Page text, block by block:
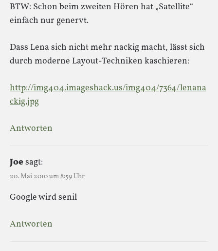
BTW: Schon beim zweiten Hören hat „Satellite“
einfach nur genervt.
Dass Lena sich nicht mehr nackig macht, lässt sich
durch moderne Layout-Techniken kaschieren:
http://img404.imageshack.us/img404/7364/lenana
ckig.jpg
Antworten
Joesagt:
20. Mai 2010 um 8:59 Uhr
Google wird senil
Antworten